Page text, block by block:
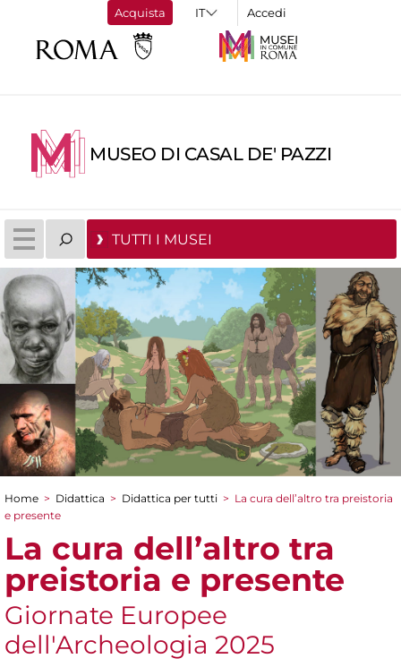
Acquista Accedi
MUSEO DI CASAL DE' PAZZI
TUTTI I MUSEI
Tu sei qui
Home > Didattica > Didattica per tutti > La cura dell’altro tra preistoria
e presente
La cura dell’altro tra
preistoria e presente
Giornate Europee
dell'Archeologia 2025